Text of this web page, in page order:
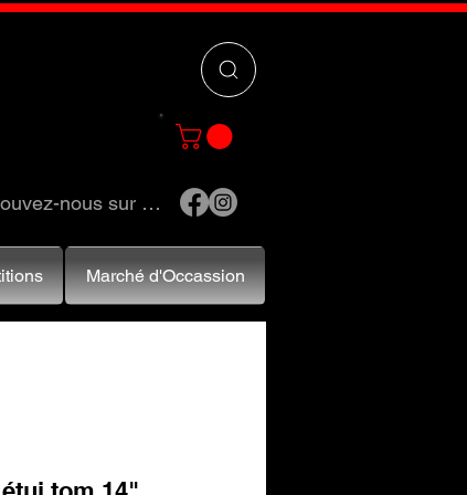
nous sur …
Marché d'Occassion